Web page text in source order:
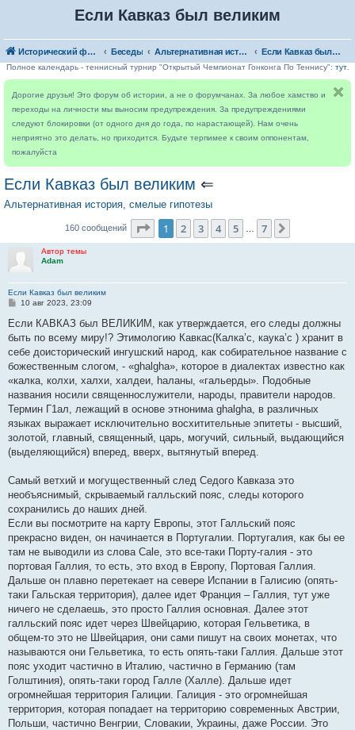
Если Кавказ был великим
Исторический форум Беседы Альтернативная история, смелые гипотезы Если Кавказ был великим
Полное календарь - теннисный турнир "Открытый Чемпионат Гонконга По Теннису": тут.
Дорогие друзья! Это форум об истории, а не о форумчанах. За любое хамство и
переходы на личности мы выносим предупреждения. За предупреждениями
следуют блокировки (от одного дня до года, по нарастающей). Нам очень
неприятно это делать, но приходится. Будьте терпимее к своим оппонентам,
пожалуйста
Если Кавказ был великим ⇐
Альтернативная история, смелые гипотезы
160 сообщений Страница из
1 2 3 4 5 7
Автор темы
Adam
Если Кавказ был великим
С
о
щ
е
и
е
10 авг 2023, 23:09
Если КАВКАЗ был ВЕЛИКИМ, как утверждается, его следы должны
быть по всему миру!? Этимологию Кавкас(Калка’с, каука’с ) хранит в
себе доисторический ингушский народ, как собирательное название с
божественным слогом, - «ghalgha», которое в диалектах известно как
«калка, колхи, халхи, халдеи, hаланы, «гальерды». Подобные
названия носили священнослужители, народы, правители народов.
Термин Г1ал, лежащий в основе этнонима ghalgha, в различных
языках выражает исключительно восхитительные эпитеты - высший,
золотой, главный, священный, царь, могучий, сильный, выдающийся
(выделяющийся) вперед, вверх, вытянутый вперед.
Самый ветхий и могущественный след Седого Кавказа это
необъяснимый, скрываемый галльский пояс, следы которого
сохранились до наших дней.
Если вы посмотрите на карту Европы, этот Галльский пояс
прекрасно виден, он начинается в Португалии. Португалия, как бы ее
там не выводили из слова Cale, это все-таки Порту-галия - это
портовая Галлия, то есть, это вход в Европу, Портовая Галлия.
Дальше он плавно перетекает на севере Испании в Галисию (опять-
таки Гальская территория), далее идет Франция – Галлия, тут уже
ничего не сделаешь, это просто Галлия основная. Далее этот
галльский пояс идет через Швейцарию, которая Гельветика, в
общем-то это не Швейцария, они сами пишут на своих монетах, что
называются они Гельветика, то есть опять-таки Галлия. Дальше этот
пояс уходит частично в Италию, частично в Германию (там
Голштиния), опять-таки город Галле (Халле). Дальше идет
огромнейшая территория Галиции. Галиция - это огромнейшая
территория, которая попадает на территорию современных Австрии,
Польши, частично Венгрии, Словакии, Украины, даже России. Это